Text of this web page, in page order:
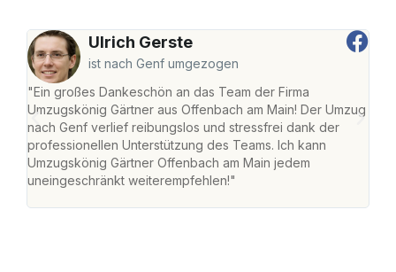
Ulrich Gerste
ist nach Genf umgezogen
"Ein großes Dankeschön an das Team der Firma
Umzugskönig Gärtner aus Offenbach am Main! Der Umzug
nach Genf verlief reibungslos und stressfrei dank der
professionellen Unterstützung des Teams. Ich kann
Umzugskönig Gärtner Offenbach am Main jedem
uneingeschränkt weiterempfehlen!"